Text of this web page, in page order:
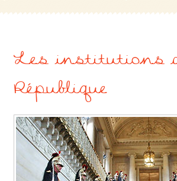
Les institutions
République